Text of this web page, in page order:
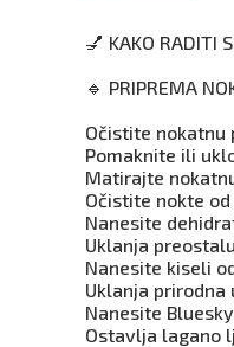
💅 KAKO RADITI
🔹 PRIPREMA
Očistite nokatnu
Pomaknite ili
Matirajte
Očistite nokte
Nanesite
Uklanja
Nanesite kiseli
Uklanja
Nanesite
Ostavlja lagano